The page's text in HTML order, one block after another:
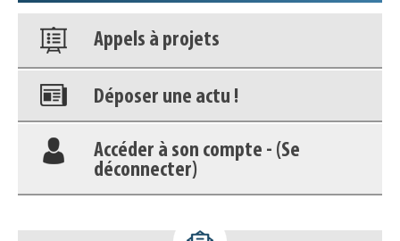
Appels à projets
Déposer une actu !
Accéder à son compte - (Se
déconnecter)